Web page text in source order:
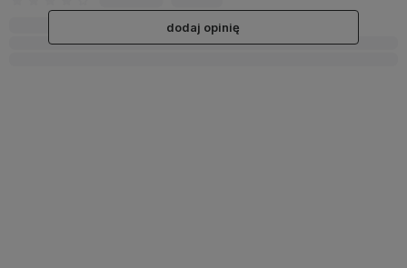
dodaj opinię